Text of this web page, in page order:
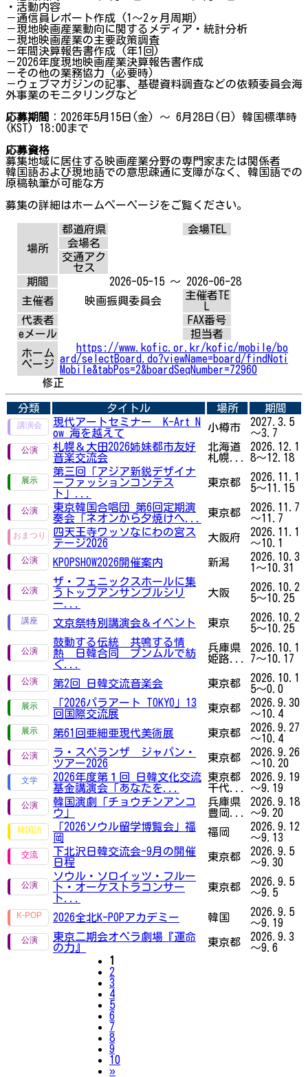
・活動内容
－通信員レポート作成 (1〜2ヶ月周期)
－現地映画産業動向に関するメディア・統計分析
－現地映画産業の主要政策調査
－年間決算報告書作成 (年1回)
－2026年度現地映画産業決算報告書作成
－その他の業務協力 (必要時)
－ウェブマガジンの記事、基礎資料調査などの依頼委員会海
外事業のモニタリングなど
応募期間
：2026年5月15日(金) 〜 6月28日(日) 韓国標準時
(KST) 18:00まで
応募資格
募集地域に居住する映画産業分野の専門家または関係者
韓国語および現地語での意思疎通に支障がなく、韓国語での
原稿執筆が可能な方
募集の詳細はホームぺーページをご覧ください。
場所
都道府県
会場TEL
会場名
交通アク
セス
期間
2026-05-15 ～ 2026-06-28
主催者
映画振興委員会
主催者TE
代表者
FAX番号
eメール
担当者
ホーム
ページ
https://www.kofic.or.kr/kofic/mobile/bo
ard/selectBoard.do?viewName=board/findNoti
Mobile&tabPos=2&boardSeqNumber=72960
修正
分類 タイトル 場所
期間
現代アートセミナー K-Art N
ow 海を越えて
小樽市
2027.3.5
～3.7
札幌＆大田2026姉妹都市友好
音楽交流会
北海道
札幌...
2026.12.1
8～12.18
第三回「アジア新鋭デザイナ
ーファッションコンテス
ト」...
東京都
2026.11.1
5～11.15
東京韓国合唱団 第6回定期演
奏会「ネオンから夕焼けへ...
東京都
2026.11.7
～11.7
四天王寺ワッソなにわの宮ス
テージ2026
大阪府
2026.11.1
～10.1
KPOPSHOW2026開催案内
新潟
2026.10.3
1～10.31
ザ・フェニックスホールに集
うトップアンサンブルシリ
ー...
大阪
2026.10.2
5～10.25
文京祭特別講演会＆イベント 東京
2026.10.2
5～10.25
鼓動する伝統 共鳴する情
熱 日韓合同 プンムルで紡
ぐ...
兵庫県
姫路...
2026.10.1
7～10.17
第2回 日韓交流音楽会 東京都
2026.10.1
5～0.0
「2026パラアート TOKYO」13
回国際交流展
東京都
2026.9.30
～10.4
第61回亜細亜現代美術展
東京都
2026.9.27
～10.4
ラ・スペランザ ジャパン・
ツアー2026
東京都
2026.9.26
～10.20
2026年度第１回 日韓文化交流
基金講演会「あなたを...
東京都
千代...
2026.9.19
～9.19
韓国演劇「チョウチンアンコ
ウ」
兵庫県
豊岡...
2026.9.18
～9.20
「2026ソウル留学博覧会」福
岡
福岡
2026.9.12
～9.13
下北沢日韓交流会-9月の開催
日程
東京都
2026.9.5
～9.30
ソウル・ソロイッツ・フルー
ト・オーケストラコンサー
ト...
東京都
2026.9.5
～9.5
2026全北K-POPアカデミー 韓国
2026.9.5
～9.19
東京二期会オペラ劇場『運命
の力』
東京都
2026.9.3
～9.6
1
2
3
4
5
6
7
8
9
10
»Next